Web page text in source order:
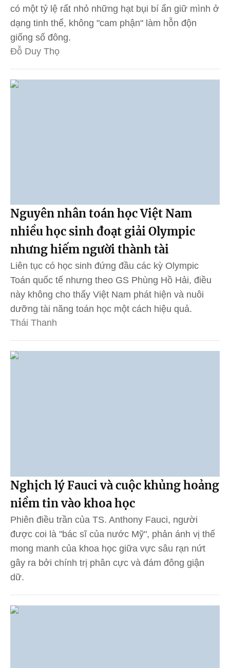
có một tỷ lệ rất nhỏ những hạt bụi bí ẩn giữ mình ở
dạng tinh thể, không "cam phận" làm hỗn độn
giống số đông.
Đỗ Duy Thọ
Nguyên nhân toán học Việt Nam
nhiều học sinh đoạt giải Olympic
nhưng hiếm người thành tài
Liên tục có học sinh đứng đầu các kỳ Olympic
Toán quốc tế nhưng theo GS Phùng Hồ Hải, điều
này không cho thấy Việt Nam phát hiện và nuôi
dưỡng tài năng toán học một cách hiệu quả.
Thái Thanh
Nghịch lý Fauci và cuộc khủng hoảng
niềm tin vào khoa học
Phiên điều trần của TS. Anthony Fauci, người
được coi là "bác sĩ của nước Mỹ", phản ánh vị thế
mong manh của khoa học giữa vực sâu rạn nứt
gây ra bởi chính trị phân cực và đám đông giận
dữ.